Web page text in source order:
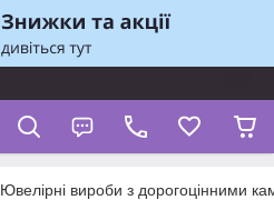
Ювелірні вироби з дорогоцінними